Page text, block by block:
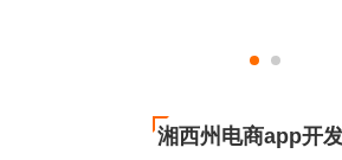
湘西州电商app开